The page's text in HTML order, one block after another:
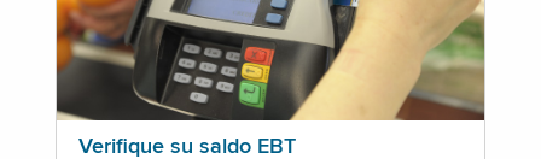
Verifique su saldo EBT